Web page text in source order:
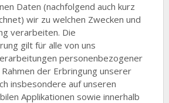
Daten (nachfolgend auch kurz
wir zu welchen Zwecken und
verarbeiten. Die
gilt für alle von uns
personenbezogener
der Erbringung unserer
insbesondere auf unseren
Applikationen sowie innerhalb